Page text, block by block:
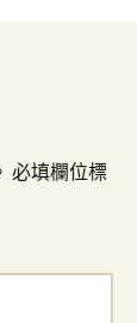
必填欄位標